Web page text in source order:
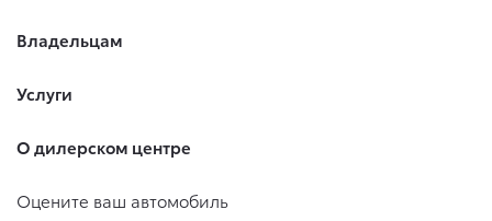
Владельцам
Услуги
О дилерском центре
Оцените ваш автомобиль